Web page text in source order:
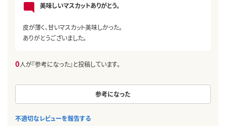
美味しいマスカットありがとう。
皮が薄く、甘いマスカット美味しかった。
ありがとうございました。
0人が『参考になった』と投稿しています。
参考になった
不適切なレビューを報告する